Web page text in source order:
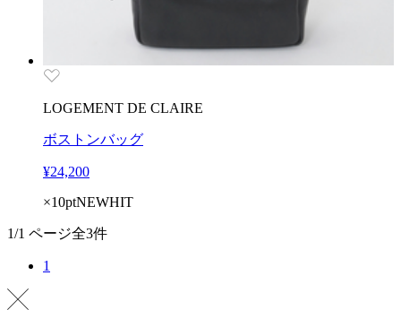
LOGEMENT DE CLAIRE
ボストンバッグ
¥24,200
×10ptNEWHIT
1/1 ページ全3件
1